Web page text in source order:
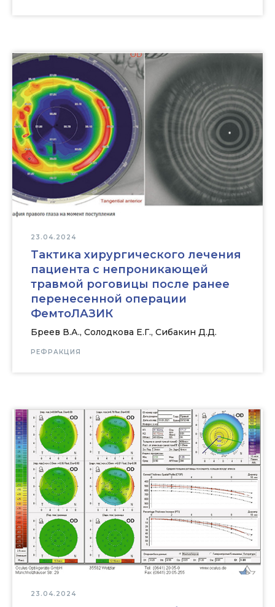
23.04.2024
Tактика хирургического лечения
пациента с непроникающей
травмой роговицы после ранее
перенесенной операции
ФемтоЛАЗИК
Бреев В.А., Солодкова Е.Г., Сибакин Д.Д.
РЕФРАКЦИЯ
23.04.2024